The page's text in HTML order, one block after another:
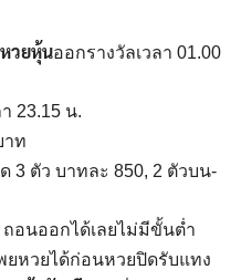
หวยหุ้นออกรางวัลเวลา 01.00
23.15 น.
าท
3 ตัว บาทละ 850, 2 ตัวบน-
อนออกได้เลยไม่มีขั้นต่ำ
หวยได้ก่อนหวยปิดรับแทง